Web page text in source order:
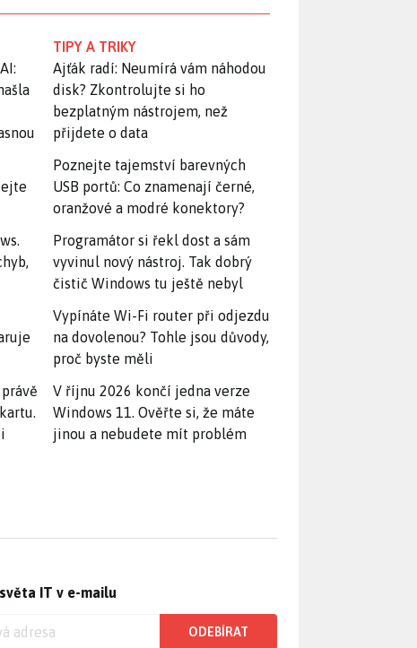
TIPY A TRIKY
Ajťák radí: Neumírá vám náhodou
disk? Zkontrolujte si ho
bezplatným nástrojem, než
přijdete o data
Poznejte tajemství barevných
USB portů: Co znamenají černé,
oranžové a modré konektory?
Programátor si řekl dost a sám
vyvinul nový nástroj. Tak dobrý
čistič Windows tu ještě nebyl
Vypínáte Wi-Fi router při odjezdu
na dovolenou? Tohle jsou důvody,
proč byste měli
V říjnu 2026 končí jedna verze
Windows 11. Ověřte si, že máte
jinou a nebudete mít problém
IT v e-mailu
ODEBÍRAT